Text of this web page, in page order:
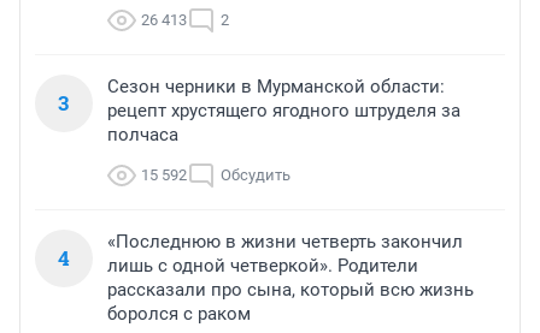
26 413 2
3
Сезон черники в Мурманской области:
рецепт хрустящего ягодного штруделя за
полчаса
15 592 Обсудить
4
«Последнюю в жизни четверть закончил
лишь с одной четверкой». Родители
рассказали про сына, который всю жизнь
боролся с раком